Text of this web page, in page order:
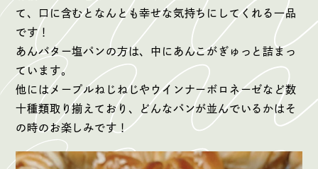
て、口に含むとなんとも幸せな気持ちにしてくれる一品
です！
あんバター塩パンの方は、中にあんこがぎゅっと詰まっ
ています。
他にはメープルねじねじやウインナーボロネーゼなど数
十種類取り揃えており、どんなパンが並んでいるかはそ
の時のお楽しみです！